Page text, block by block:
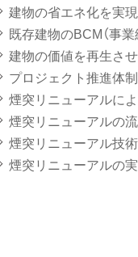
建物の省エネ化を実
既存建物のBCM（事
建物の価値を再生さ
プロジェクト推進体制
煙突リニューアルに
煙突リニューアルの
煙突リニューアル技術
煙突リニューアルの